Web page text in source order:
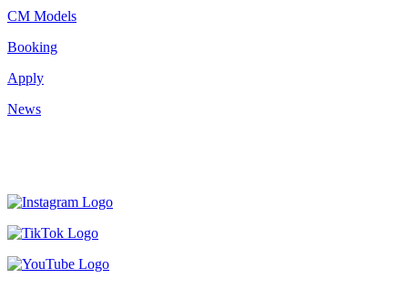
CM Models
Booking
Apply
News